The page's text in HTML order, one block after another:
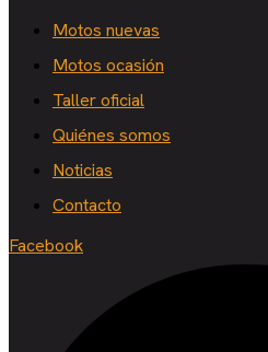
Motos nuevas
Motos ocasión
Taller oficial
Quiénes somos
Noticias
Contacto
Facebook